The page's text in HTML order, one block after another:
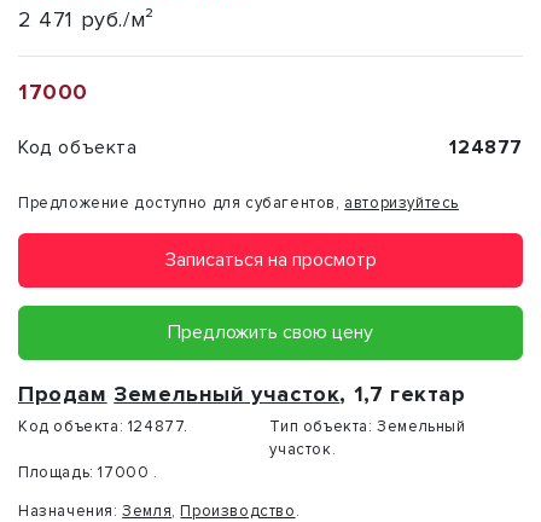
2 471 руб./м²
17000
Код объекта 124877
Предложение доступно для субагентов, авторизуйтесь
Записаться на просмотр
Предложить свою цену
Продам Земельный участок, 1,7 гектар
Код объекта: 124877. Тип объекта: Земельный
участок.
Площадь: 17000 .
Назначения: Земля, Производство.